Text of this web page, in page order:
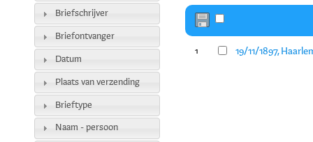
1 19/11/1897,
Briefschrijver
Briefontvanger
Datum
Plaats van verzending
Brieftype
Naam - persoon